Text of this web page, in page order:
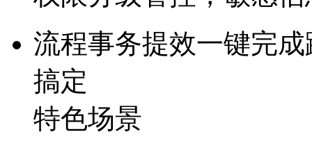
流程事务提效一键完成
搞定
特色场景